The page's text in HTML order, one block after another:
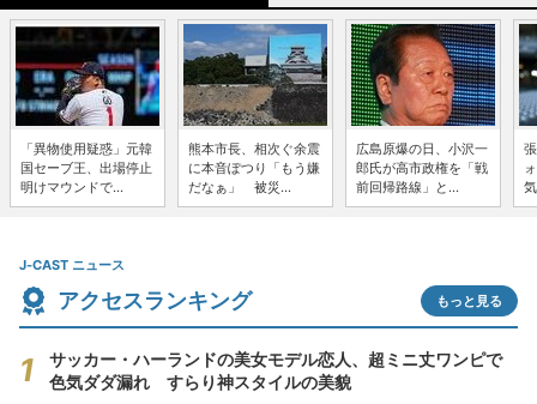
「異物使用疑惑」元韓
国セーブ王、出場停止
明けマウンドで...
熊本市長、相次ぐ余震
に本音ぽつり「もう嫌
だなぁ」 被災...
広島原爆の日、小沢一
郎氏が高市政権を「戦
前回帰路線」と...
J-CAST ニュース
アクセスランキング もっと見る
サッカー・ハーランドの美女モデル恋人、超ミニ丈ワンピで
色気ダダ漏れ すらり神スタイルの美貌